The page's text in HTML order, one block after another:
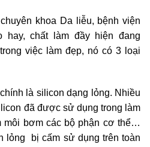
khoa Da liễu, bệnh viện
hay, chất làm đầy hiện đang
việc làm đẹp, nó có 3 loại
là silicon dạng lỏng. Nhiều
đã được sử dụng trong làm
môi bơm các bộ phận cơ thể…
lỏng bị cấm sử dụng trên toàn